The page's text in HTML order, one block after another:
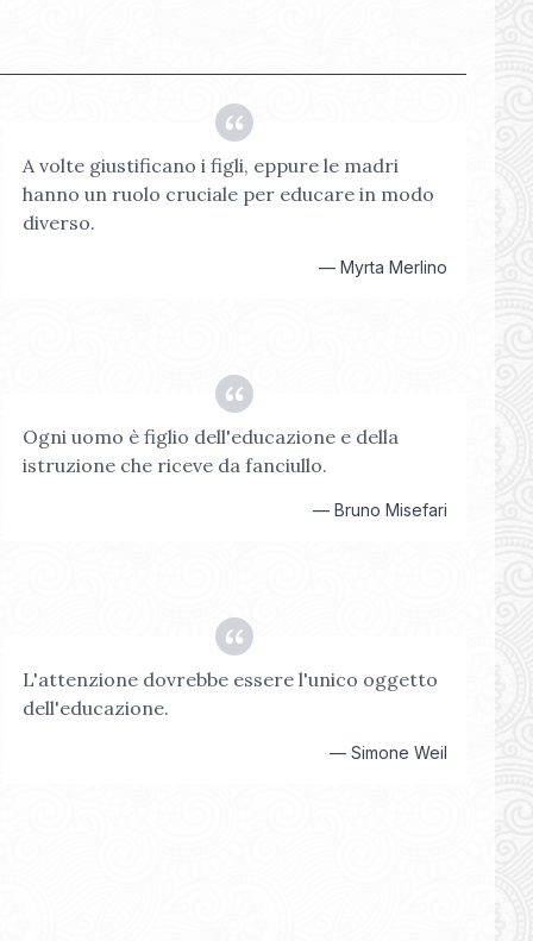
A volte giustificano i figli, eppure le madri
hanno un ruolo cruciale per educare in modo
diverso.
— Myrta Merlino
Ogni uomo è figlio dell'educazione e della
istruzione che riceve da fanciullo.
— Bruno Misefari
L'attenzione dovrebbe essere l'unico oggetto
dell'educazione.
— Simone Weil